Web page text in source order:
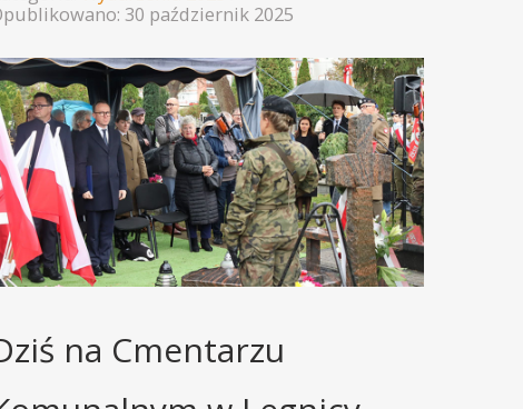
30 październik 2025
na Cmentarzu